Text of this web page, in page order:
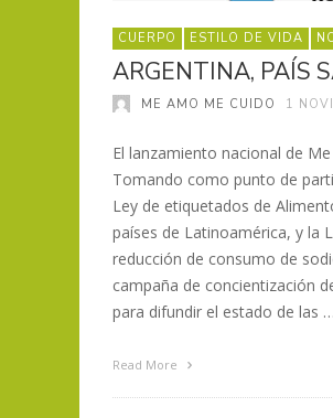
CUERPO ESTILO DE VIDA
ARGENTINA, PAÍS
ME AMO ME CUIDO 1
El lanzamiento nacional de
Tomando como punto de
Ley de etiquetados de
países de Latinoamérica, y la
reducción de consumo de
campaña de concientización
para difundir el estado de las …
Read More